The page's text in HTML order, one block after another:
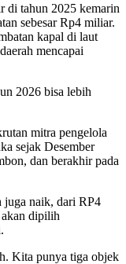
di tahun 2025 kemarin
sebesar Rp4 miliar.
kapal di laut
mencapai
2026 bisa lebih
mitra pengelola
sejak Desember
dan berakhir pada
juga naik, dari RP4
dipilih
Kita punya tiga objek